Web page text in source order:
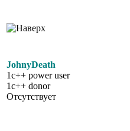
JohnyDeath
1c++ power user
1c++ donor
Отсутствует